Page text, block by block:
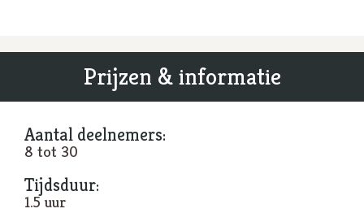
Prijzen & informatie
Aantal deelnemers:
8 tot 30
Tijdsduur:
1.5 uur